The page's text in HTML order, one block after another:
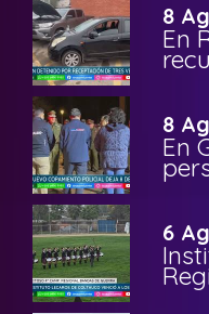
8
En
8
En
6